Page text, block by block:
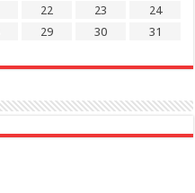
22 23
24
29 30
31